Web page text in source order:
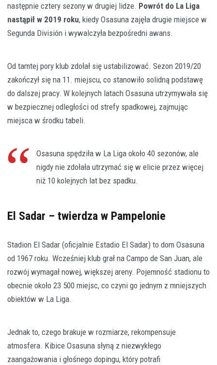
następnie cztery sezony w drugiej lidze. Powrót do La Liga
nastąpił w 2019 roku, kiedy Osasuna zajęła drugie miejsce w
Segunda División i wywalczyła bezpośredni awans.
Od tamtej pory klub zdołał się ustabilizować. Sezon 2019/20
zakończył się na 11. miejscu, co stanowiło solidną podstawę
do dalszej pracy. W kolejnych latach Osasuna utrzymywała się
w bezpiecznej odległości od strefy spadkowej, zajmując
miejsca w środku tabeli.
Osasuna spędziła w La Liga około 40 sezonów, ale
nigdy nie zdołała utrzymać się w elicie przez więcej
niż 10 kolejnych lat bez spadku.
El Sadar – twierdza w Pampelonie
Stadion El Sadar (oficjalnie Estadio El Sadar) to dom Osasuna
od 1967 roku. Wcześniej klub grał na Campo de San Juan, ale
rozwój wymagał nowej, większej areny. Pojemność stadionu to
obecnie około 23 500 miejsc, co czyni go jednym z mniejszych
obiektów w La Liga.
Jednak to, czego brakuje w rozmiarze, rekompensuje
atmosfera. Kibice Osasuna słyną z niezwykłego
zaangażowania i głośnego dopingu, który potrafi